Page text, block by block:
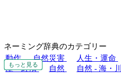
もっと見る
もっと見る
もっと見る
もっと見る
もっと見る
もっと見る
もっと見る
もっと見る
ネーミング辞典のカテゴリー
動作
自然災害 人生・運命
産・経済
自然 自然 - 海・川